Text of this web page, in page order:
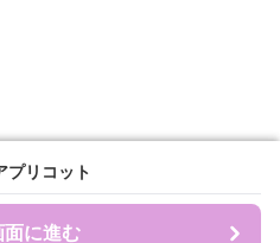
プリコット
面に進む
プリコット
面に進む